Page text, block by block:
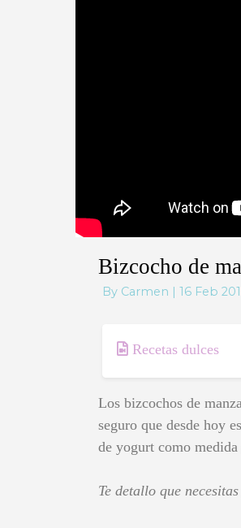
Bizcocho de
By Carmen | 16 Feb
Recetas dulces
Los bizcochos de
seguro que desde hoy
de yogurt como
Te detallo que